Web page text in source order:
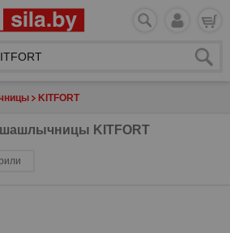
KITFORT
шашлычницы KITFORT